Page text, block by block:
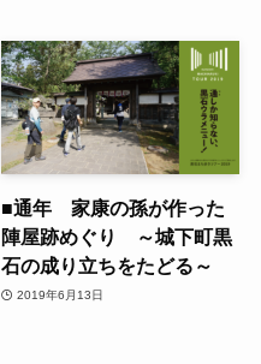
■通年 家康の孫が作った
陣屋跡めぐり ～城下町黒
石の成り立ちをたどる～
2019年6月13日